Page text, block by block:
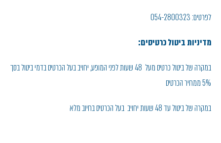
לפרטים: 054-2800323
מדיניות ביטול כרטיסים:
במקרה של ביטול כרטיס מעל 48 שעות לפני המופע, יחויב בעל הכרטיס בדמי ביטול בסך
5% ממחיר הכרטיס
במקרה של ביטול עד 48 שעות יחויב בעל הכרטיס בחיוב מלא